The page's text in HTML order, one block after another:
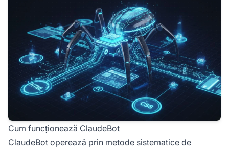
Cum funcționează ClaudeBot
ClaudeBot operează prin metode sistematice de